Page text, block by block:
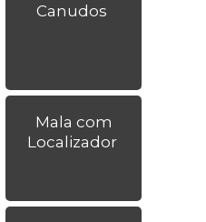
Canudos
Mala com
Localizador